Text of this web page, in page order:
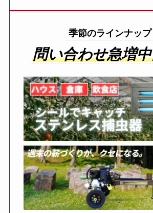
季節のラインナップ
問い合わせ急増